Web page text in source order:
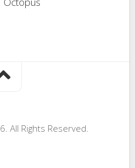
All Rights Reserved.